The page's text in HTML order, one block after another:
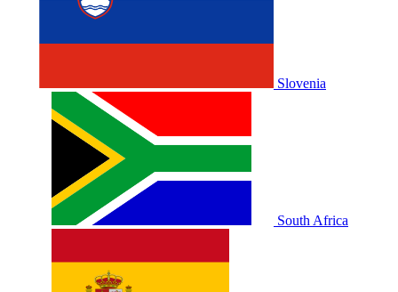
Slovenia
South Africa